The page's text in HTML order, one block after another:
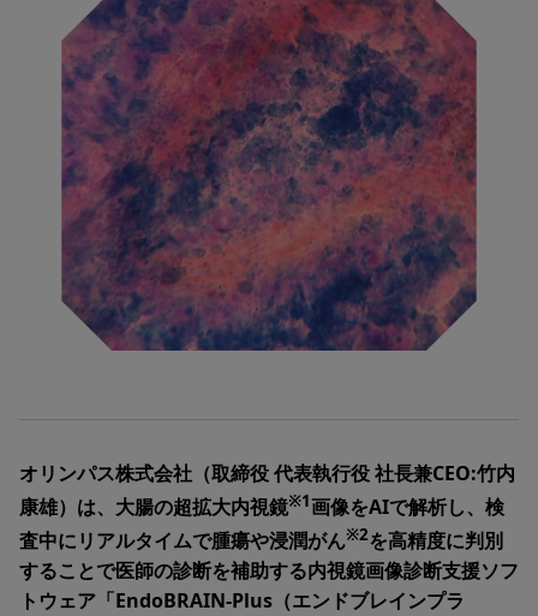
オリンパス株式会社（取締役 代表執行役 社長兼CEO:竹内
康雄）は、大腸の超拡大内視鏡※1画像をAIで解析し、検
査中にリアルタイムで腫瘍や浸潤がん※2を高精度に判別
することで医師の診断を補助する内視鏡画像診断支援ソフ
トウェア「EndoBRAIN-Plus（エンドブレインプラ